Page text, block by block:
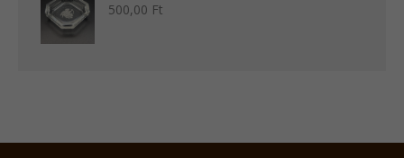
500,00 Ft